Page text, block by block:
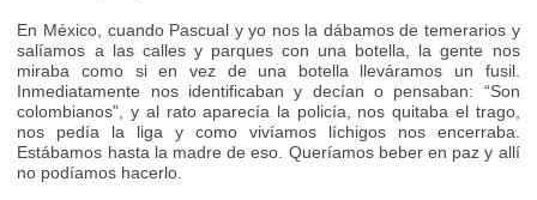
En México, cuando Pascual y yo nos la dábamos de temerarios y
salíamos a las calles y parques con una botella, la gente nos
miraba como si en vez de una botella lleváramos un fusil.
Inmediatamente nos identificaban y decían o pensaban: “Son
colombianos”, y al rato aparecía la policía, nos quitaba el trago,
nos pedía la liga y como vivíamos líchigos nos encerraba.
Estábamos hasta la madre de eso. Queríamos beber en paz y allí
no podíamos hacerlo.